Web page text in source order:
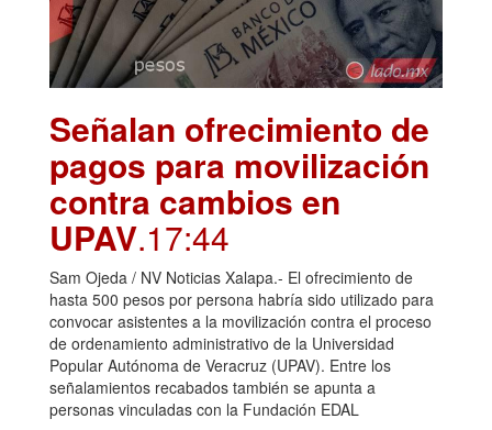
Señalan ofrecimiento de
pagos para movilización
contra cambios en
UPAV.17:44
Sam Ojeda / NV Noticias Xalapa.- El ofrecimiento de
hasta 500 pesos por persona habría sido utilizado para
convocar asistentes a la movilización contra el proceso
de ordenamiento administrativo de la Universidad
Popular Autónoma de Veracruz (UPAV). Entre los
señalamientos recabados también se apunta a
personas vinculadas con la Fundación EDAL